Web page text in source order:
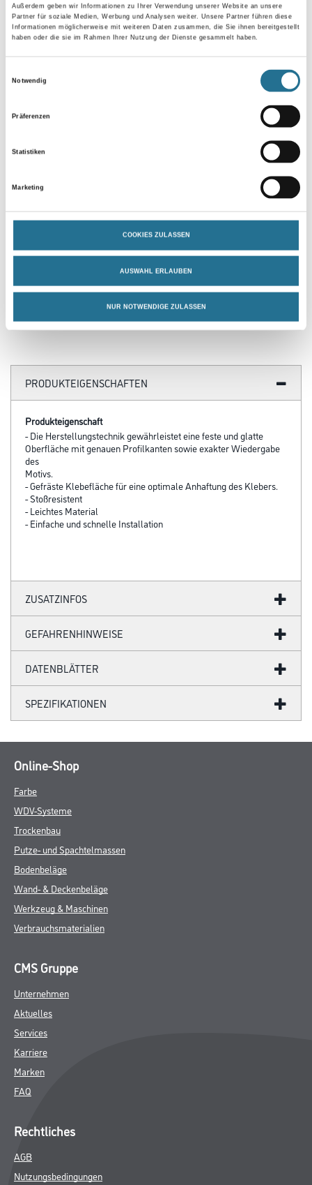
Außerdem geben wir Informationen zu Ihrer Verwendung unserer Website an unsere
Partner für soziale Medien, Werbung und Analysen weiter. Unsere Partner führen diese
Informationen möglicherweise mit weiteren Daten zusammen, die Sie ihnen bereitgestellt
haben oder die sie im Rahmen Ihrer Nutzung der Dienste gesammelt haben.
Notwendig
Präferenzen
Statistiken
Marketing
COOKIES ZULASSEN
AUSWAHL ERLAUBEN
NUR NOTWENDIGE ZULASSEN
NMC Adefix Kleber 310ml
Kleber/Spachtelmasse
Bitte einloggen, um Preise zu
sehen
PRODUKTEIGENSCHAFTEN
Produkteigenschaft
- Die Herstellungstechnik gewährleistet eine feste und glatte
Oberfläche mit genauen Profilkanten sowie exakter Wiedergabe
des
Motivs.
- Gefräste Klebefläche für eine optimale Anhaftung des Klebers.
- Stoßresistent
- Leichtes Material
- Einfache und schnelle Installation
ZUSATZINFOS
GEFAHRENHINWEISE
DATENBLÄTTER
SPEZIFIKATIONEN
Online-Shop
Farbe
WDV-Systeme
Trockenbau
Putze- und Spachtelmassen
Bodenbeläge
Wand- & Deckenbeläge
Werkzeug & Maschinen
Verbrauchsmaterialien
CMS Gruppe
Unternehmen
Aktuelles
Services
Karriere
Marken
FAQ
Rechtliches
AGB
Nutzungsbedingungen